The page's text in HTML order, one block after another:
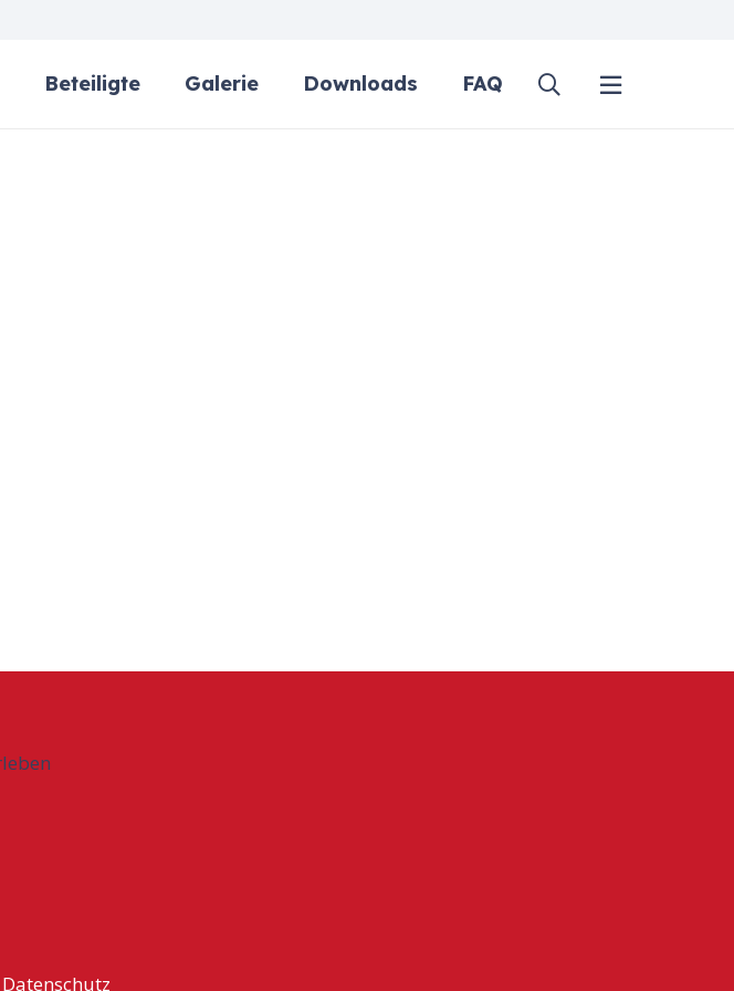
Beteiligte Galerie Downloads FAQ
Datenschutz